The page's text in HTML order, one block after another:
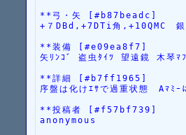
**弓・矢 [#b87beadc]
+７DBd,+7DTi角,+10QMC　
**装備 [#e09ea8f7]
矢ﾘﾝｺﾞ 盗虫ﾀｲﾂ 望遠鏡 木琴
**詳細 [#b7ff1965]
序盤は化けｴｻで過重状態　Aﾏﾐ
**投稿者 [#f57bf739]
anonymous